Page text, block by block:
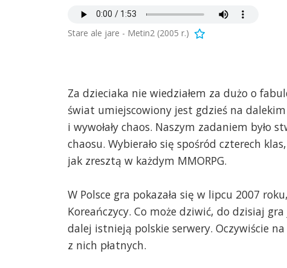
Stare ale jare - Metin2 (2005 r.)
Za dzieciaka nie wiedziałem za dużo o
świat umiejscowiony jest gdzieś na
i wywołały chaos. Naszym zadaniem było
chaosu. Wybierało się spośród czterech
jak zresztą w każdym MMORPG.
W Polsce gra pokazała się w lipcu 2007
Koreańczycy. Co może dziwić, do dzisiaj
dalej istnieją polskie serwery. Oczywiście
z nich płatnych.